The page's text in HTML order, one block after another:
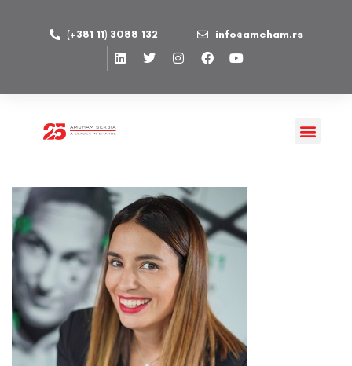
(+381 11) 3088 132 info@amcham.rs